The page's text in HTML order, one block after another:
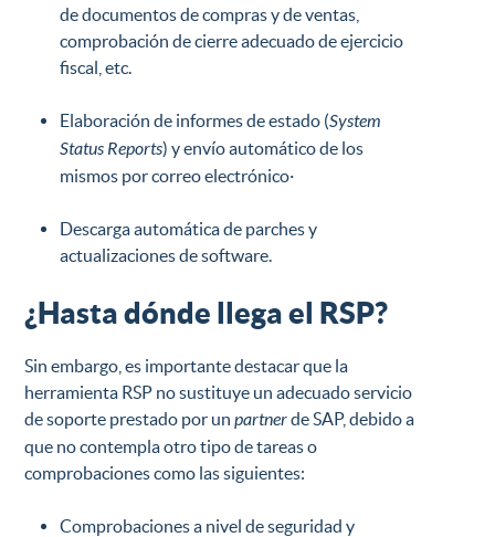
de documentos de compras y de ventas,
comprobación de cierre adecuado de ejercicio
fiscal, etc.
Elaboración de informes de estado (System
Status Reports) y envío automático de los
mismos por correo electrónico·
Descarga automática de parches y
actualizaciones de software.
¿Hasta dónde llega el RSP?
Sin embargo, es importante destacar que la
herramienta RSP no sustituye un adecuado servicio
de soporte prestado por unpartnerde SAP, debido a
que no contempla otro tipo de tareas o
comprobaciones como las siguientes:
Comprobaciones a nivel de seguridad y